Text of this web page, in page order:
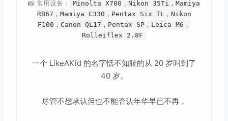
📸 常用设备：
Minolta X700，Nikon 35Ti，Mamiya
RB67，Mamiya C330，Pentax Six TL，Nikon
F100，Canon QL17，Pentax SP，Leica M6，
Rolleiflex 2.8F
一个 LikeAKid 的名字恬不知耻的从 20 岁叫到了
40 岁。
尽管不想承认但也不能否认年华早已不再，